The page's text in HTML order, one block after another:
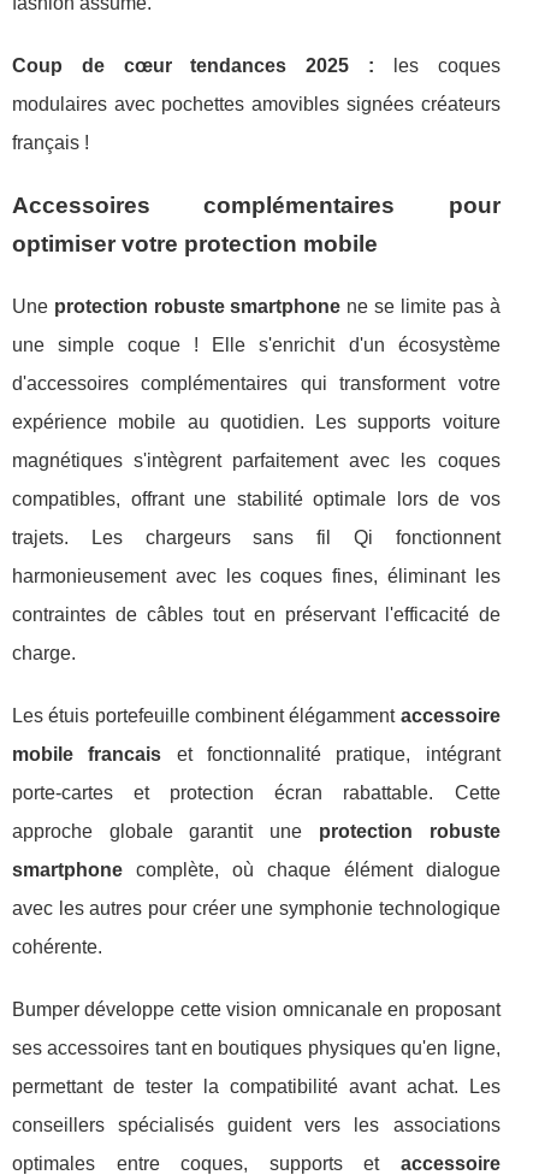
Coup de cœur tendances 2025 : les coques
modulaires avec pochettes amovibles signées créateurs
français !
Accessoires complémentaires pour
optimiser votre protection mobile
Une protection robuste smartphone ne se limite pas à
une simple coque ! Elle s'enrichit d'un écosystème
d'accessoires complémentaires qui transforment votre
expérience mobile au quotidien. Les supports voiture
magnétiques s'intègrent parfaitement avec les coques
compatibles, offrant une stabilité optimale lors de vos
trajets. Les chargeurs sans fil Qi fonctionnent
harmonieusement avec les coques fines, éliminant les
contraintes de câbles tout en préservant l'efficacité de
charge.
Les étuis portefeuille combinent élégamment accessoire
mobile francais et fonctionnalité pratique, intégrant
porte-cartes et protection écran rabattable. Cette
approche globale garantit une protection robuste
smartphone complète, où chaque élément dialogue
avec les autres pour créer une symphonie technologique
cohérente.
Bumper développe cette vision omnicanale en proposant
ses accessoires tant en boutiques physiques qu'en ligne,
permettant de tester la compatibilité avant achat. Les
conseillers spécialisés guident vers les associations
optimales entre coques, supports et accessoire